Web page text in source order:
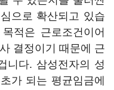
으로 확산되고 있습
적은 근로조건이어
결정이기 때문에 근
니다. 삼성전자의 성
가 되는 평균임금에